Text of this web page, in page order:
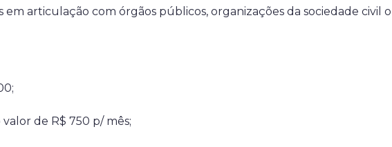
em articulação com órgãos públicos, organizações da sociedade
de R$ 750 p/ mês;